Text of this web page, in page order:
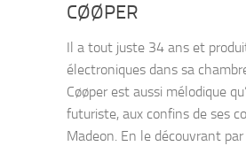
CØØPER
Il a tout juste 34 ans et
électroniques dans sa
Cøøper est aussi mélodique
futuriste, aux confins de ses
Madeon. En le découvrant